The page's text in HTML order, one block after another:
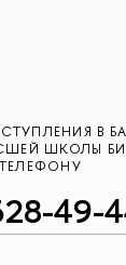
В
ШКОЛЫ
49-